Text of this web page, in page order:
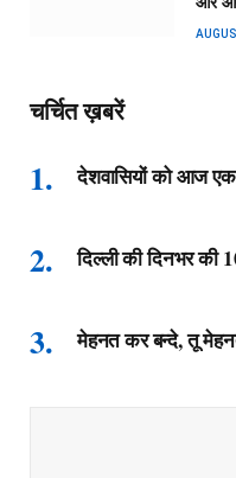
चर्चित ख़बरें
देशवासियों को आज
दिल्ली की दिनभर की
मेहनत कर बन्दे, तू